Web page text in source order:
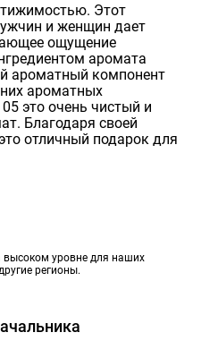
Этот
и женщин дает
ощущение
аромата
ароматный компонент
ароматных
это очень чистый и
Благодаря своей
отличный подарок для
высоком уровне для наших
регионы.